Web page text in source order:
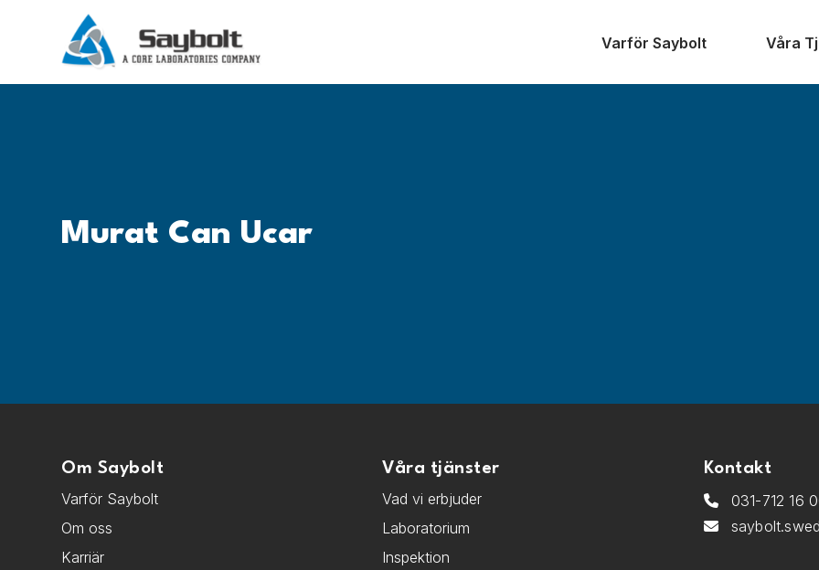
Varför Saybolt Våra
Murat Can Ucar
Om Saybolt
Varför Saybolt
Om oss
Karriär
Våra tjänster
Vad vi erbjuder
Laboratorium
Inspektion
Kontakt
031-712 16